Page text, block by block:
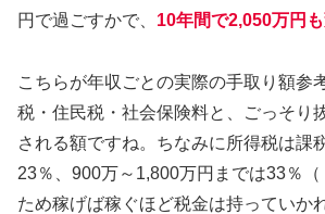
円で過ごすかで、 10年間で2,050万円
こちらが年収ごとの実際の手取り額参
税・住民税・社会保険料と、ごっそり
される額ですね。ちなみに所得税は課
23％、900万～1,800万円までは33％
ため稼げば稼ぐほど税金は持っていか